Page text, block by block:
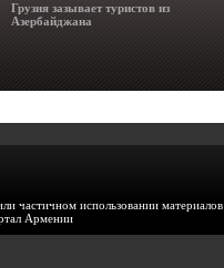
Грузия зазывает туристов из
Азербайджана
частичном использовании
Армении